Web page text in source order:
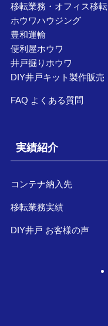
移転業務・オフィス移転
ホウワハウジング
豊和運輸
便利屋ホウワ
井戸掘りホウワ
DIY井戸キット製作販売
FAQ よくある質問
実績紹介
コンテナ納入先
移転業務実績
DIY井戸 お客様の声